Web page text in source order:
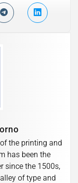
the printing and
has been the
since the 1500s,
of type and